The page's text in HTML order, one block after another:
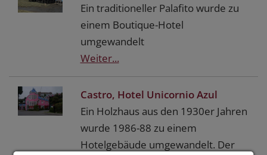
Ein traditioneller Palafito wurde zu
einem Boutique-Hotel
umgewandelt
Weiter...
Castro, Hotel Unicornio Azul
Ein Holzhaus aus den 1930er Jahren
wurde 1986-88 zu einem
Hotelgebäude umgewandelt. Der